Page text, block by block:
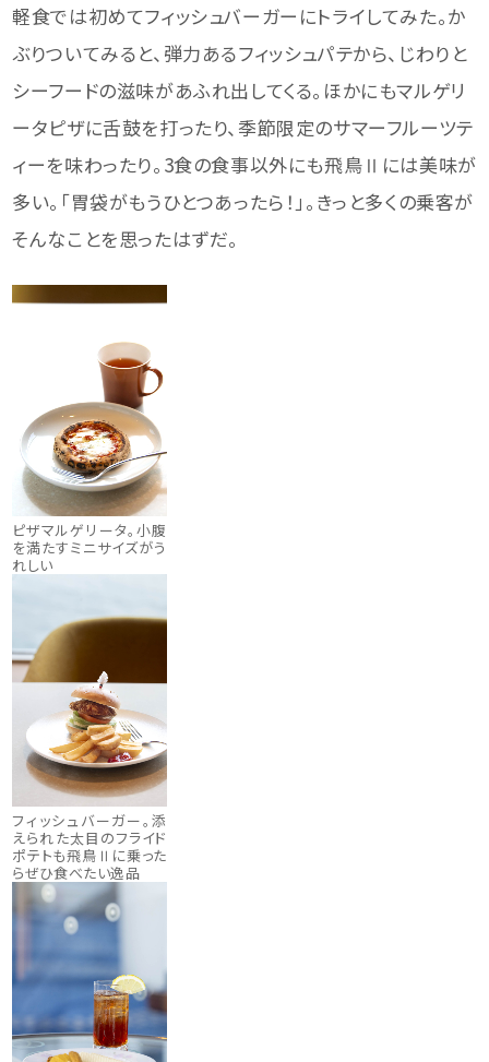
軽食では初めてフィッシュバーガーにトライしてみた。か
ぶりついてみると、弾力あるフィッシュパテから、じわりと
シーフードの滋味があふれ出してくる。ほかにもマルゲリ
ータピザに舌鼓を打ったり、季節限定のサマーフルーツテ
ィーを味わったり。3食の食事以外にも飛鳥Ⅱには美味が
多い。「胃袋がもうひとつあったら！」。きっと多くの乗客が
そんなことを思ったはずだ。
ピザマルゲリータ。小腹
を満たすミニサイズがう
れしい
フィッシュバーガー。添
えられた太目のフライド
ポテトも飛鳥Ⅱに乗った
らぜひ食べたい逸品